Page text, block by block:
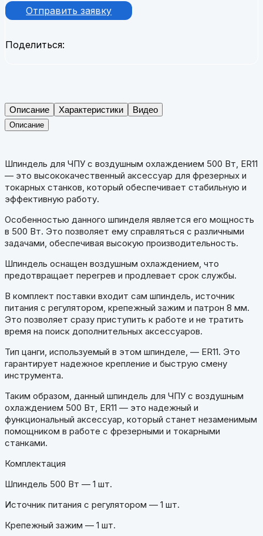
Отправить заявку
Поделиться:
Описание Характеристики Видео
Описание
Шпиндель для ЧПУ с воздушным охлаждением 500 Вт, ER11
— это высококачественный аксессуар для фрезерных и
токарных станков, который обеспечивает стабильную и
эффективную работу.
Особенностью данного шпинделя является его мощность
в 500 Вт. Это позволяет ему справляться с различными
задачами, обеспечивая высокую производительность.
Шпиндель оснащен воздушным охлаждением, что
предотвращает перегрев и продлевает срок службы.
В комплект поставки входит сам шпиндель, источник
питания с регулятором, крепежный зажим и патрон 8 мм.
Это позволяет сразу приступить к работе и не тратить
время на поиск дополнительных аксессуаров.
Тип цанги, используемый в этом шпинделе, — ER11. Это
гарантирует надежное крепление и быструю смену
инструмента.
Таким образом, данный шпиндель для ЧПУ с воздушным
охлаждением 500 Вт, ER11 — это надежный и
функциональный аксессуар, который станет незаменимым
помощником в работе с фрезерными и токарными
станками.
Комплектация
Шпиндель 500 Вт — 1 шт.
Источник питания с регулятором — 1 шт.
Крепежный зажим — 1 шт.